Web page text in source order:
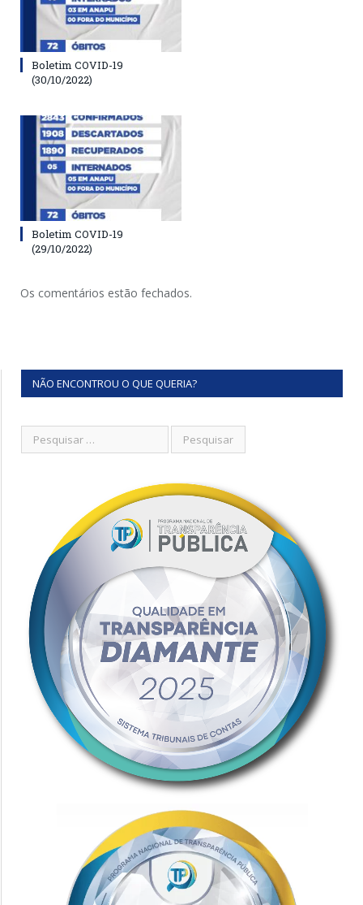
Boletim COVID-19
(30/10/2022)
Boletim COVID-19
(29/10/2022)
Os comentários estão fechados.
NÃO ENCONTROU O QUE QUERIA?